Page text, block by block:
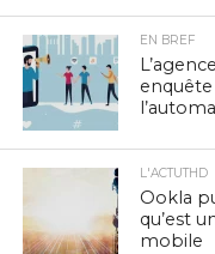
EN BREF
L'ACTUTHD
Ookla
qu’est
mobile